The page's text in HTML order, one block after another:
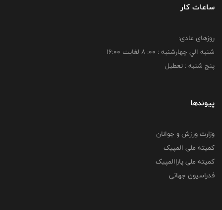
ساعات کار
روزهای عادی:
شنبه الي چهارشنبه : 00: 8 لغايت 16:00
پنج شنبه : تعطیل
پیوندها
وزارت ورزش و جوانان
کمیته ملی المپیک
کمیته ملی پاراالمپیک
فدراسیون جهانی